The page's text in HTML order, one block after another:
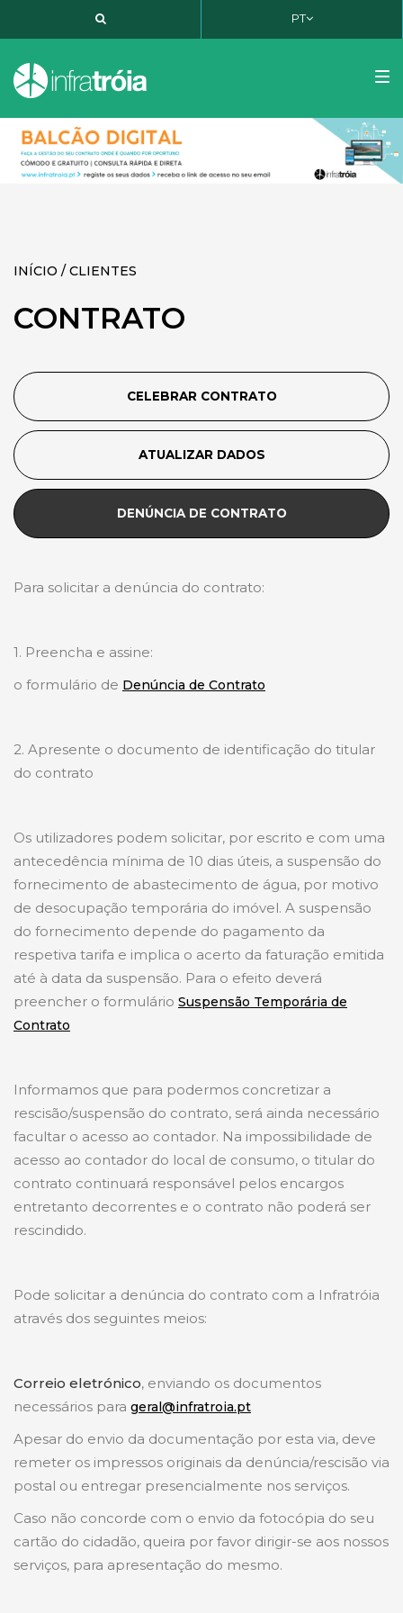
PT
INÍCIO / CLIENTES
CONTRATO
CELEBRAR CONTRATO
ATUALIZAR DADOS
DENÚNCIA DE CONTRATO
Para solicitar a denúncia do contrato:
1. Preencha e assine:
o formulário de Denúncia de Contrato
2. Apresente o documento de identificação do titular
do contrato
Os utilizadores podem solicitar, por escrito e com uma
antecedência mínima de 10 dias úteis, a suspensão do
fornecimento de abastecimento de água, por motivo
de desocupação temporária do imóvel. A suspensão
do fornecimento depende do pagamento da
respetiva tarifa e implica o acerto da faturação emitida
até à data da suspensão. Para o efeito deverá
preencher o formulário Suspensão Temporária de
Contrato
Informamos que para podermos concretizar a
rescisão/suspensão do contrato, será ainda necessário
facultar o acesso ao contador. Na impossibilidade de
acesso ao contador do local de consumo, o titular do
contrato continuará responsável pelos encargos
entretanto decorrentes e o contrato não poderá ser
rescindido.
Pode solicitar a denúncia do contrato com a Infratróia
através dos seguintes meios:
Correio eletrónico, enviando os documentos
necessários para geral@infratroia.pt
Apesar do envio da documentação por esta via, deve
remeter os impressos originais da denúncia/rescisão via
postal ou entregar presencialmente nos serviços.
Caso não concorde com o envio da fotocópia do seu
cartão do cidadão, queira por favor dirigir-se aos nossos
serviços, para apresentação do mesmo.